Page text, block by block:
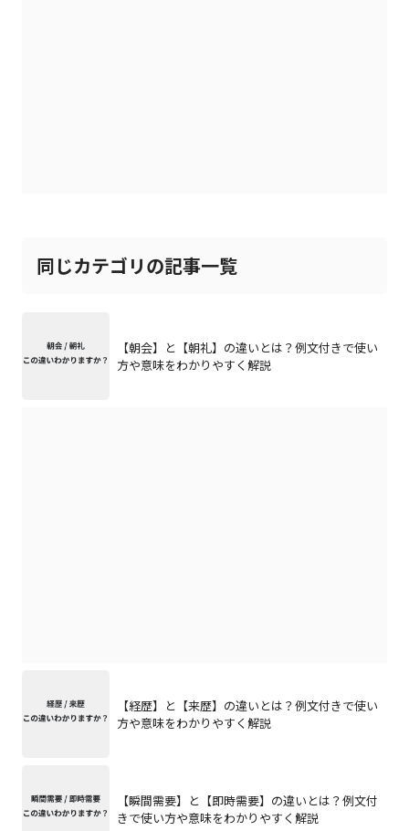
同じカテゴリの記事一覧
【朝会】と【朝礼】の違いとは？例文付きで使い
方や意味をわかりやすく解説
【経歴】と【来歴】の違いとは？例文付きで使い
方や意味をわかりやすく解説
【瞬間需要】と【即時需要】の違いとは？例文付
きで使い方や意味をわかりやすく解説